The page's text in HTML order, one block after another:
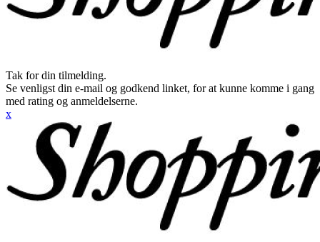
Tak for din tilmelding.
Se venligst din e-mail og godkend linket, for at kunne komme i gang
med rating og anmeldelserne.
x